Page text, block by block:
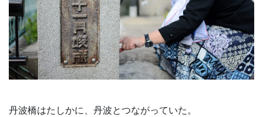
丹波橋はたしかに、丹波とつながっていた。